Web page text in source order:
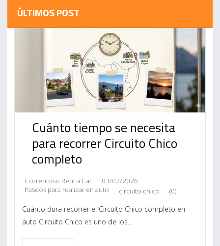
ÚLTIMOS POST
Cuánto tiempo se necesita
para recorrer Circuito Chico
completo
Correntoso Rent a Car
03/07/2026
Paseos para realizar en auto
circuito chico (0)
Cuánto dura recorrer el Circuito Chico completo en
auto Circuito Chico es uno de los...